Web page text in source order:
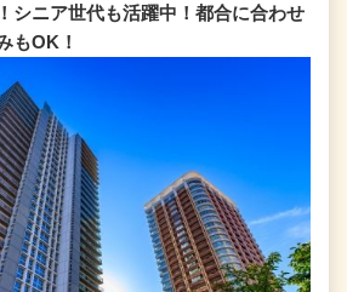
シニア世代も活躍中！都合に合わせ
もOK！